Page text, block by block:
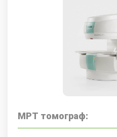
МРТ томограф: